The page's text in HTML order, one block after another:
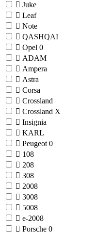
Juke
Leaf
Note
QASHQAI
Opel 0
ADAM
Ampera
Astra
Corsa
Crossland
Crossland X
Insignia
KARL
Peugeot 0
108
208
308
2008
3008
5008
e-2008
Porsche 0